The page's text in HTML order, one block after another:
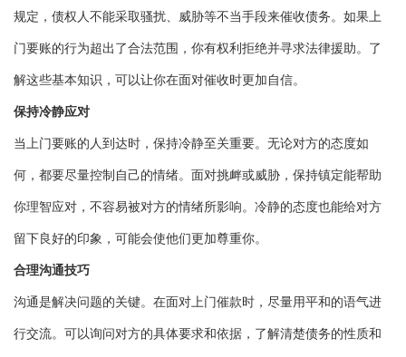
规定，债权人不能采取骚扰、威胁等不当手段来催收债务。如果上
门要账的行为超出了合法范围，你有权利拒绝并寻求法律援助。了
解这些基本知识，可以让你在面对催收时更加自信。
保持冷静应对
当上门要账的人到达时，保持冷静至关重要。无论对方的态度如
何，都要尽量控制自己的情绪。面对挑衅或威胁，保持镇定能帮助
你理智应对，不容易被对方的情绪所影响。冷静的态度也能给对方
留下良好的印象，可能会使他们更加尊重你。
合理沟通技巧
沟通是解决问题的关键。在面对上门催款时，尽量用平和的语气进
行交流。可以询问对方的具体要求和依据，了解清楚债务的性质和